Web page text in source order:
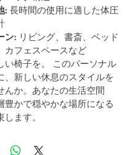
: 長時間の使用に適した体圧
ン: リビング、書斎、ベッド
カフェスペースなど
い椅子を。 このパーソナル
、新しい休息のスタイルを
んか。あなたの生活空間
豊かで穏やかな場所になる
ます。